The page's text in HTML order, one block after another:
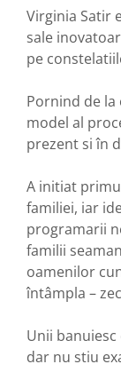
Virginia Satir
sale
pe
Pornind de la
model al
prezent si în
A initiat
familiei, iar
programarii
familii
oamenilor
întâmpla –
Unii
dar nu stiu